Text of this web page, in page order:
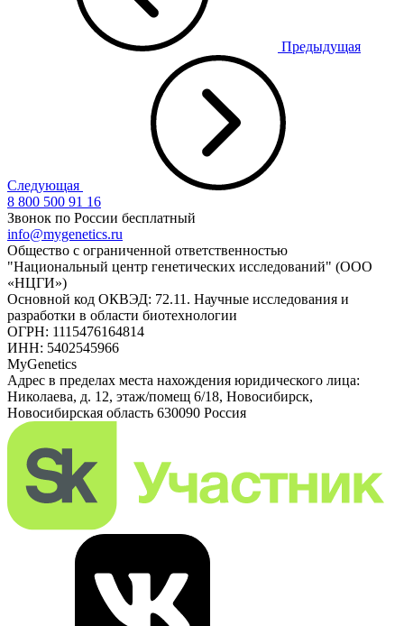
Предыдущая
Следующая
8 800 500 91 16
Звонок по России бесплатный
info@mygenetics.ru
Общество с ограниченной ответственностью
"Национальный центр генетических исследований" (ООО
«НЦГИ»)
Основной код ОКВЭД: 72.11. Научные исследования и
разработки в области биотехнологии
ОГРН: 1115476164814
ИНН: 5402545966
MyGenetics
Адрес в пределах места нахождения юридического лица:
Николаева, д. 12, этаж/помещ 6/18, Новосибирск,
Новосибирская область 630090 Россия